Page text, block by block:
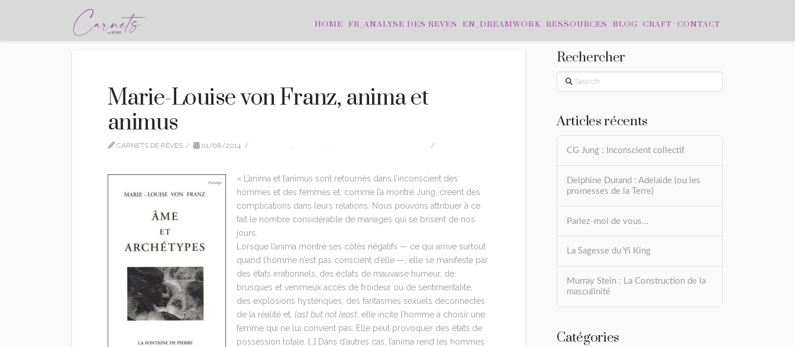
HOME FR_ANALYSE DES REVES EN_DREAMWORK RESSOURCES BLOG CRAFT CONTACT
Marie-Louise von Franz, anima et
animus
CARNETS DE RÊVES 01/08/2014 , ,
« L’anima et l’animus sont retournés dans l’inconscient des
hommes et des femmes et, comme l’a montré Jung, créent des
complications dans leurs relations. Nous pouvons attribuer à ce
fait le nombre considérable de mariages qui se brisent de nos
jours.
Lorsque l’anima montre ses côtés négatifs — ce qui arrive surtout
quand l’homme n’est pas conscient d’elle —, elle se manifeste par
des états irrationnels, des éclats de mauvaise humeur, de
brusques et venimeux accès de froideur ou de sentimentalité,
des explosions hystériques, des fantasmes sexuels déconnectés
de la réalité et,last but not least , elle incite l’homme à choisir une
femme qui ne lui convient pas. Elle peut provoquer des états de
possession totale. […] Dans d’autres cas, l’anima rend les hommes
Rechercher
Search
Articles récents
CG Jung : Inconscient collectif
Delphine Durand : Adelaide (ou les
promesses de la Terre)
Parlez-moi de vous…
La Sagesse du Yi King
Murray Stein : La Construction de la
masculinité
Catégories